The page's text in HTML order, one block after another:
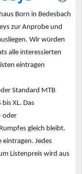
Born in Bedesbach
zur Anprobe und
Wir würden
alle interessierten
eintragen
Standard MTB
XL. Das
oder
gleich bleibt.
eintragen. Jedes
Listenpreis wird aus